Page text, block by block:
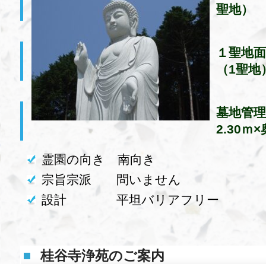
聖地）
１聖地
（1聖地
墓地管
2.30ｍ×
霊園の向き 南向き
宗旨宗派 問いません
設計 平坦バリアフリー
桂谷寺浄苑のご案内